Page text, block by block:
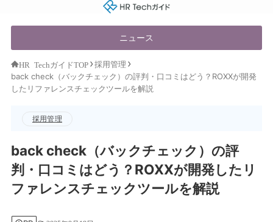
HR Techガイド
ニュース
HR TechガイドTOP
採用管理
back check（バックチェック）の評判・口コミはどう？ROXXが開発
したリファレンスチェックツールを解説
採用管理
back check（バックチェック）の評
判・口コミはどう？ROXXが開発したリ
ファレンスチェックツールを解説